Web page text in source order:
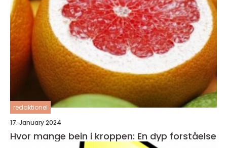
redaktionel
17. January 2024
Hvor mange bein i kroppen: En dyp forståelse